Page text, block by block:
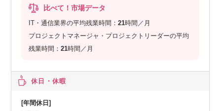
比べて！市場データ
IT・通信業界の平均残業時間：21時間／月
プロジェクトマネージャ・プロジェクトリーダーの平均
残業時間：21時間／月
休日・休暇
[年間休日]